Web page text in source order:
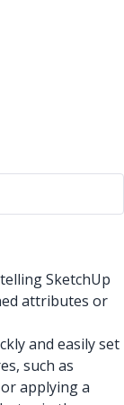
SketchUp
attributes or
and easily set
such as
applying a